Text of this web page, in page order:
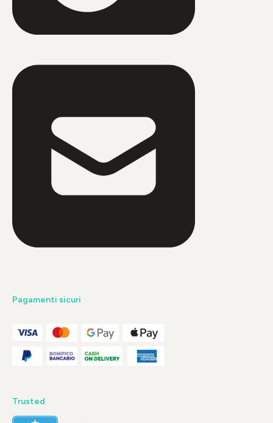
Pagamenti sicuri
Trusted